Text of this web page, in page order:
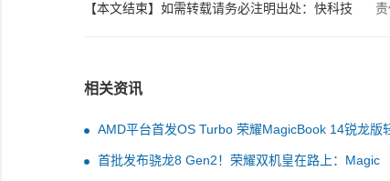
【本文结束】如需转载请务必注明出处：快科技
相关资讯
AMD平台首发OS Turbo 荣耀MagicBook 14锐龙版
卖：4799元起
首批发布骁龙8 Gen2！荣耀双机皇在路上：Magic